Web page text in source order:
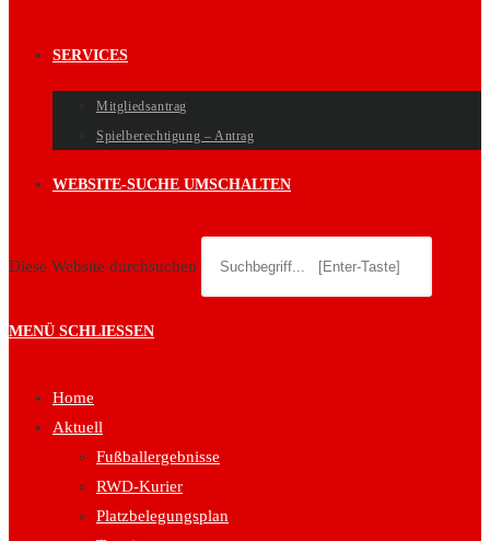
SERVICES
Mitgliedsantrag
Spielberechtigung – Antrag
WEBSITE-SUCHE UMSCHALTEN
Diese Website durchsuchen
MENÜ SCHLIESSEN
Home
Aktuell
Fußballergebnisse
RWD-Kurier
Platzbelegungsplan